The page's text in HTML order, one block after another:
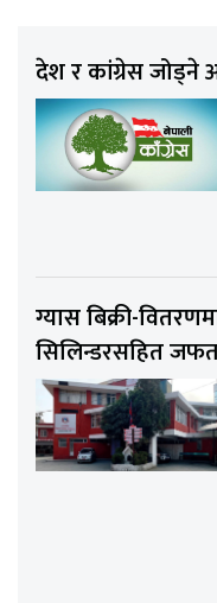
देश र कांग्रेस जोड्ने
ग्यास बिक्री-
सिलिन्डरसहित